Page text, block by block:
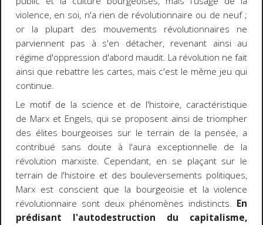
violence, en soi, n'a rien de révolutionnaire ou de neuf ;
or la plupart des mouvements révolutionnaires ne
parviennent pas à s'en détacher, revenant ainsi au
régime d'oppression d'abord maudit. La révolution ne fait
ainsi que rebattre les cartes, mais c'est le même jeu qui
continue.
Le motif de la science et de l'histoire, caractéristique
de Marx et Engels, qui se proposent ainsi de triompher
des élites bourgeoises sur le terrain de la pensée, a
contribué sans doute à l'aura exceptionnelle de la
révolution marxiste. Cependant, en se plaçant sur le
terrain de l'histoire et des bouleversements politiques,
Marx est conscient que la bourgeoisie et la violence
révolutionnaire sont deux phénomènes indistincts. En
prédisant l'autodestruction du capitalisme,